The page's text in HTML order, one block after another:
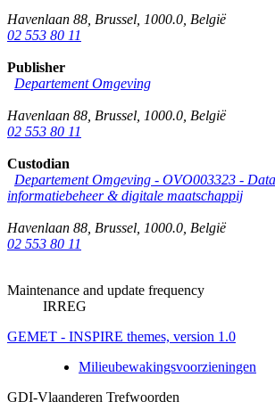
Havenlaan 88 Brussel 1000.0 België
02 553 80 11
Publisher
Departement Omgeving
Havenlaan 88 Brussel 1000.0 België
02 553 80 11
Custodian
Departement Omgeving - OVO003323 -
informatiebeheer & digitale maatschappij
Havenlaan 88 Brussel 1000.0 België
02 553 80 11
Maintenance and update frequency
IRREG
GEMET - INSPIRE themes, version 1.0
Milieubewakingsvoorzieningen
GDI-Vlaanderen Trefwoorden